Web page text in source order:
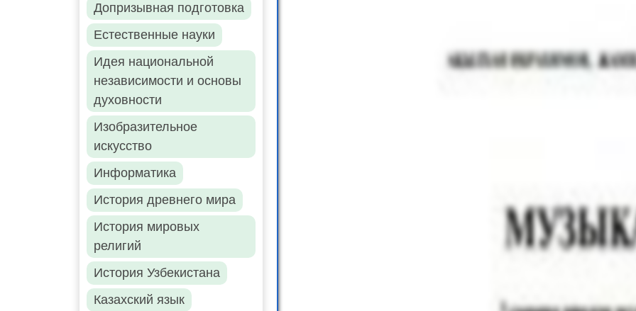
Допризывная подготовка
Естественные науки
Идея национальной
независимости и основы
духовности
Изобразительное
искусство
Информатика
История древнего мира
История мировых
религий
История Узбекистана
Казахский язык